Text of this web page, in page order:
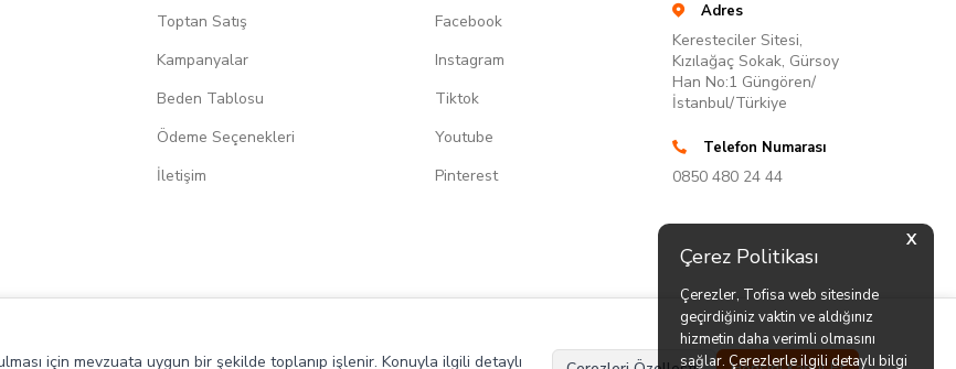
X
Çerez Politikası
Çerezler, Tofisa web sitesinde
geçirdiğiniz vaktin ve aldığınız
hizmetin daha verimli olmasını
sağlar. Çerezlerle ilgili detaylı bilgi
Toptan Satış
Kampanyalar
Beden Tablosu
Ödeme Seçenekleri
İletişim
Facebook
Instagram
Tiktok
Youtube
Pinterest
Adres
Keresteciler Sitesi,
Kızılağaç Sokak, Gürsoy
Han No:1 Güngören/
İstanbul/Türkiye
Telefon Numarası
0850 480 24 44
için mevzuata uygun bir şekilde toplanıp işlenir. Konuyla ilgili detaylı